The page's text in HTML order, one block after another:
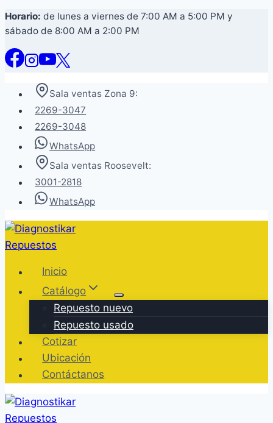
Saltar
al
contenido
Horario: de lunes a viernes de 7:00 AM a 5:00 PM y
sábado de 8:00 AM a 2:00 PM
Sala ventas Zona 9:
2269-3047
2269-3048
WhatsApp
Sala ventas Roosevelt:
3001-2818
WhatsApp
Inicio
Catálogo
Repuesto nuevo
Repuesto usado
Cotizar
Ubicación
Contáctanos